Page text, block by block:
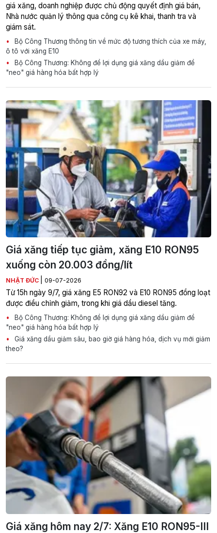
giá xăng, doanh nghiệp được chủ động quyết định giá bán,
Nhà nước quản lý thông qua công cụ kê khai, thanh tra và
giám sát.
Bộ Công Thương thông tin về mức độ tương thích của xe máy,
ô tô với xăng E10
Bộ Công Thương: Không để lợi dụng giá xăng dầu giảm để
"neo" giá hàng hóa bất hợp lý
Giá xăng tiếp tục giảm, xăng E10 RON95
xuống còn 20.003 đồng/lít
NHẬT ĐỨC 09-07-2026
Từ 15h ngày 9/7, giá xăng E5 RON92 và E10 RON95 đồng loạt
được điều chỉnh giảm, trong khi giá dầu diesel tăng.
Bộ Công Thương: Không để lợi dụng giá xăng dầu giảm để
"neo" giá hàng hóa bất hợp lý
Giá xăng dầu giảm sâu, bao giờ giá hàng hóa, dịch vụ mới giảm
theo?
Giá xăng hôm nay 2/7: Xăng E10 RON95-III